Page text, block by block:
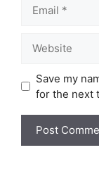
Save my
for the next